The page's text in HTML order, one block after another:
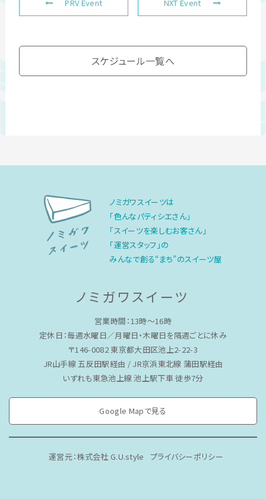
PRV Event NXT Event
スケジュール一覧へ
ノミガワスイーツは
「色んなパティシエさん」
「スイーツを楽しむお客さん」
「運営スタッフ」の
みんなで創る“まち”のスイーツ屋
ノミガワスイーツ
営業時間：13時〜16時
定休日：毎週水曜日／月曜日・木曜日を隔週ごとに休み
〒146-0082 東京都大田区池上2-22-3
JR山手線 五反田駅経由 / JR京浜東北線 蒲田駅経由
いずれも東急池上線 池上駅下車 徒歩7分
Google Mapで見る
運営元：株式会社 G.U.style プライバシーポリシー